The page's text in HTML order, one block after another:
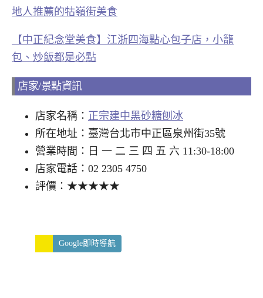
地人推薦的牯嶺街美食
【中正紀念堂美食】江浙四海點心包子店，小籠
包、炒飯都是必點
店家/景點資訊
店家名稱： 正宗建中黑砂糖刨冰
所在地址：臺灣台北市中正區泉州街35號
營業時間：日 一 二 三 四 五 六 11:30-18:00
店家電話：02 2305 4750
評價：★★★★★
Google即時導航